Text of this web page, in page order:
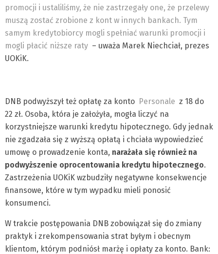
promocji i ustaliliśmy, że nie zastrzegały one, że przelewy
muszą zostać zrobione z kont w innych bankach. Tym
samym kredytobiorcy mogli spełniać warunki promocji i
mogli płacić niższe raty – uważa Marek Niechciał, prezes
UOKiK.
DNB podwyższył też opłatę za konto Personale z 18 do
22 zł. Osoba, która je założyła, mogła liczyć na
korzystniejsze warunki kredytu hipotecznego. Gdy jednak
nie zgadzała się z wyższą opłatą i chciała wypowiedzieć
umowę o prowadzenie konta, narażała się również na
podwyższenie oprocentowania kredytu hipotecznego.
Zastrzeżenia UOKiK wzbudziły negatywne konsekwencje
finansowe, które w tym wypadku mieli ponosić
konsumenci.
W trakcie postępowania DNB zobowiązał się do zmiany
praktyk i zrekompensowania strat byłym i obecnym
klientom, którym podniósł marżę i opłaty za konto. Bank: